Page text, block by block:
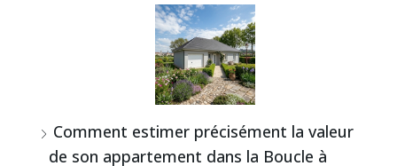
Comment estimer précisément la valeur
de son appartement dans la Boucle à